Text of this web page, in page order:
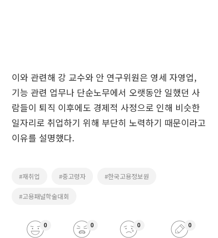
이와 관련해 강 교수와 안 연구위원은 영세 자영업,
기능 관련 업무나 단순노무에서 오랫동안 일했던 사
람들이 퇴직 이후에도 경제적 사정으로 인해 비슷한
일자리로 취업하기 위해 부단히 노력하기 때문이라고
이유를 설명했다.
#재취업 #중고령자 #한국고용정보원
#고용패널학술대회
0 0 0 0